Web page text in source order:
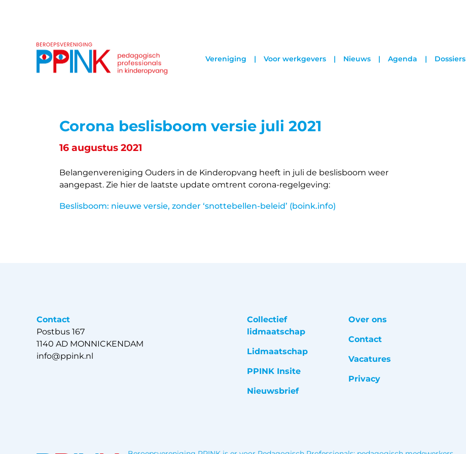
Vereniging Voor werkgevers Nieuws Agenda Dossiers
Corona beslisboom versie juli 2021
16 augustus 2021
Belangenvereniging Ouders in de Kinderopvang heeft in juli de beslisboom weer
aangepast. Zie hier de laatste update omtrent corona-regelgeving:
Beslisboom: nieuwe versie, zonder ‘snottebellen-beleid’ (boink.info)
Contact
Postbus 167
1140 AD MONNICKENDAM
info@ppink.nl
Collectief
lidmaatschap
Lidmaatschap
PPINK Insite
Nieuwsbrief
Over ons
Contact
Vacatures
Privacy